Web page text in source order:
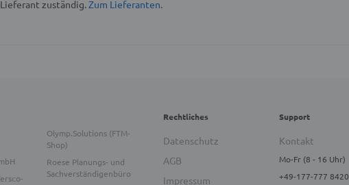
zuständig.Zum Lieferanten.
Olymp.Solutions (FTM-
Shop)
Roese Planungs- und
Sachverständigenbüro
Rechtliches
Datenschutz
AGB
Impressum
Support
Kontakt
Mo-Fr (8 - 16 Uhr)
+49-177-777 8420